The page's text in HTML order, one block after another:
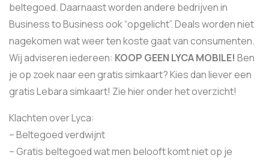
beltegoed. Daarnaast worden andere bedrijven in
Business to Business ook “opgelicht”. Deals worden niet
nagekomen wat weer ten koste gaat van consumenten.
Wij adviseren iedereen: KOOP GEEN LYCA MOBILE! Ben
je op zoek naar een gratis simkaart? Kies dan liever een
gratis Lebara simkaart! Zie hier onder het overzicht!
Klachten over Lyca:
– Beltegoed verdwijnt
– Gratis beltegoed wat men belooft komt niet op je